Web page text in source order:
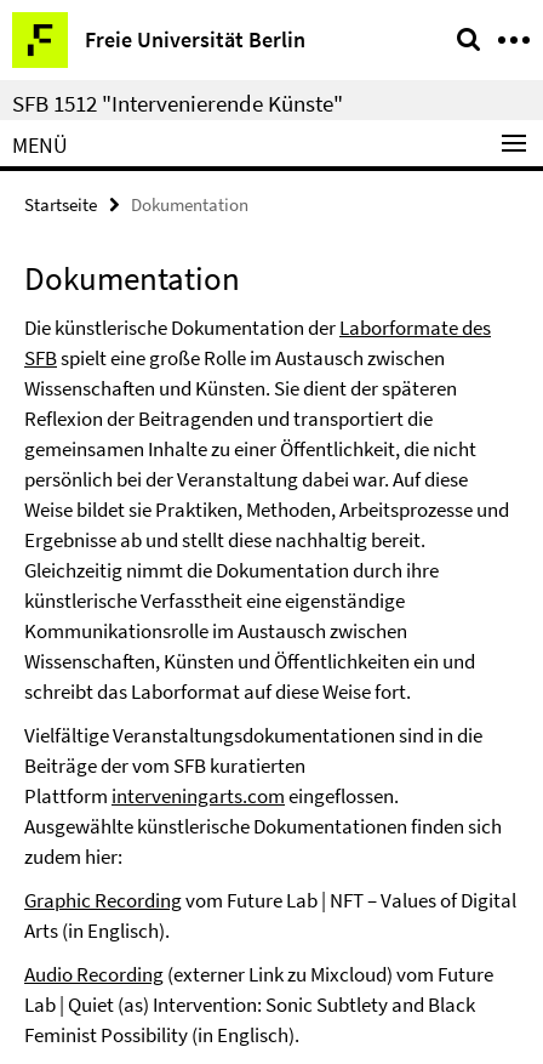
Springe
direkt
zu
Inhalt
Freie Universität Berlin
Service-
Navigation
SFB 1512 "Intervenierende Künste"
MENÜ
Startseite Dokumentation
Dokumentation
Die künstlerische Dokumentation derLaborformate des
SFBspielt eine große Rolle im Austausch zwischen
Wissenschaften und Künsten. Sie dient der späteren
Reflexion der Beitragenden und transportiert die
gemeinsamen Inhalte zu einer Öffentlichkeit, die nicht
persönlich bei der Veranstaltung dabei war. Auf diese
Weise bildet sie Praktiken, Methoden, Arbeitsprozesse und
Ergebnisse ab und stellt diese nachhaltig bereit.
Gleichzeitig nimmt die Dokumentation durch ihre
künstlerische Verfasstheit eine eigenständige
Kommunikationsrolle im Austausch zwischen
Wissenschaften, Künsten und Öffentlichkeiten ein und
schreibt das Laborformat auf diese Weise fort.
Vielfältige Veranstaltungsdokumentationen sind in die
Beiträge der vom SFB kuratierten
Plattform interveningarts.comeingeflossen.
Ausgewählte künstlerische Dokumentationen finden sich
zudem hier:
Graphic Recordingvom Future Lab | NFT – Values of Digital
Arts (in Englisch).
Audio Recording(externer Link zu Mixcloud) vom Future
Lab | Quiet (as) Intervention: Sonic Subtlety and Black
Feminist Possibility (in Englisch).